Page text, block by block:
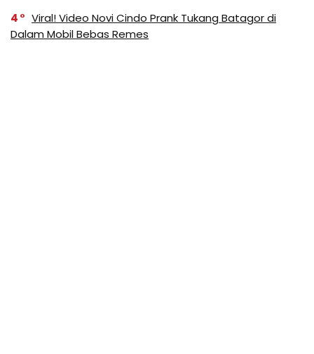
4
Viral! Video Novi Cindo Prank Tukang Batagor di
Dalam Mobil Bebas Remes